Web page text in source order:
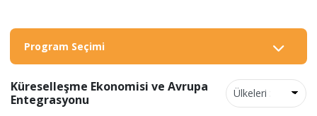
Program Seçimi
Küreselleşme Ekonomisi ve Avrupa
Entegrasyonu